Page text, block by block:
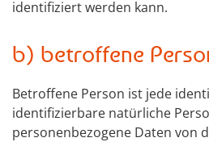
identifiziert werden kann.
b) betroffene
Betroffene Person ist jede
identifizierbare natürliche
personenbezogene Daten von